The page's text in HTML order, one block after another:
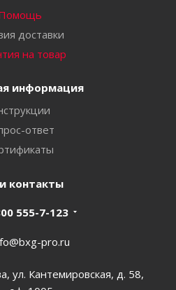
доставки
на товар
информация
ответ
контакты
555-7-123
pro.ru
ул. Кантемировская, д. 58,